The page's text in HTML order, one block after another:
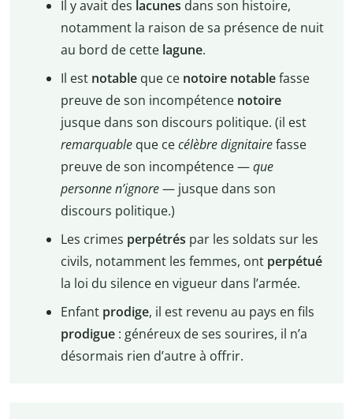
Il y avait des lacunes dans son histoire,
notamment la raison de sa présence de nuit
au bord de cette lagune.
Il est notableque ce notoire notablefasse
preuve de son incompétence notoire
jusque dans son discours politique. (il est
remarquableque cecélèbredignitairefasse
preuve de son incompétence —que
personne n’ignore— jusque dans son
discours politique.)
Les crimes perpétrés par les soldats sur les
civils, notamment les femmes, ont perpétué
la loi du silence en vigueur dans l’armée.
Enfant prodige, il est revenu au pays en fils
prodigue: généreux de ses sourires, il n’a
désormais rien d’autre à offrir.